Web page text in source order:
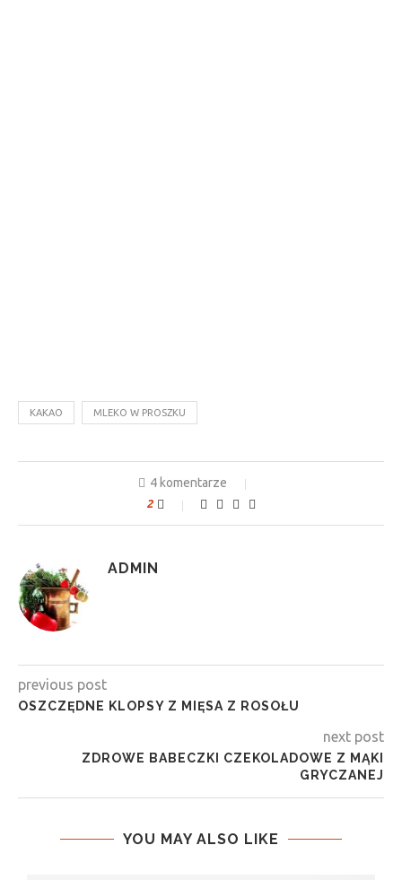
KAKAO MLEKO W PROSZKU
4 komentarze
2
ADMIN
previous post
OSZCZĘDNE KLOPSY Z MIĘSA Z ROSOŁU
next post
ZDROWE BABECZKI CZEKOLADOWE Z MĄKI
GRYCZANEJ
YOU MAY ALSO LIKE